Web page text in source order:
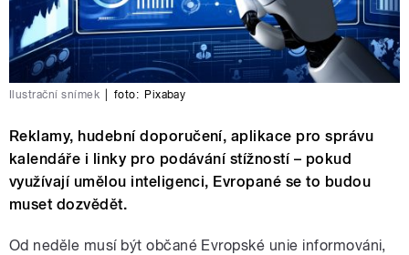
Ilustrační snímek foto: Pixabay
Reklamy, hudební doporučení, aplikace pro správu
kalendáře i linky pro podávání stížností – pokud
využívají umělou inteligenci, Evropané se to budou
muset dozvědět.
Od neděle musí být občané Evropské unie informováni,